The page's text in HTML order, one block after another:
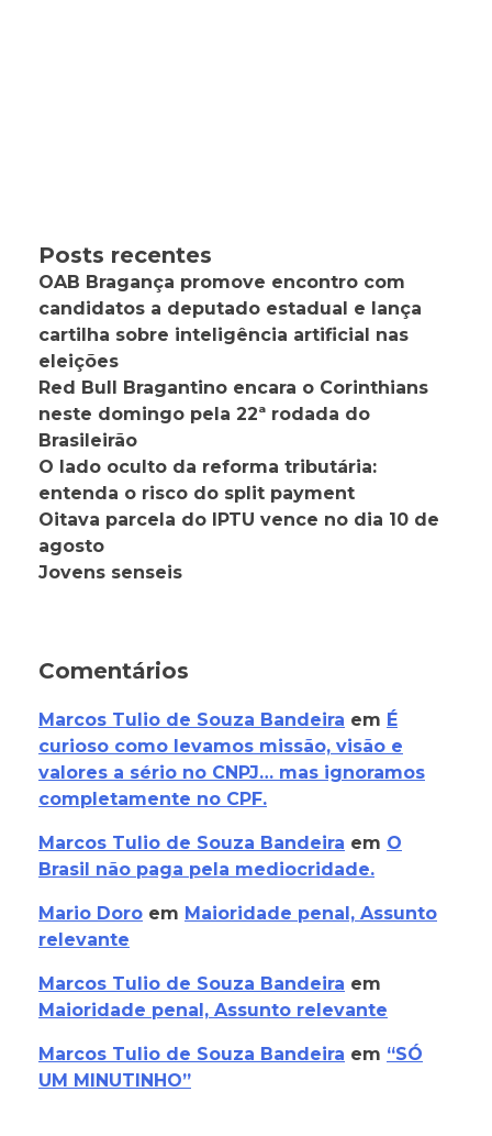
Posts recentes
OAB Bragança promove encontro com
candidatos a deputado estadual e lança
cartilha sobre inteligência artificial nas
eleições
Red Bull Bragantino encara o Corinthians
neste domingo pela 22ª rodada do
Brasileirão
O lado oculto da reforma tributária:
entenda o risco do split payment
Oitava parcela do IPTU vence no dia 10 de
agosto
Jovens senseis
Comentários
Marcos Tulio de Souza Bandeira em É
curioso como levamos missão, visão e
valores a sério no CNPJ… mas ignoramos
completamente no CPF.
Marcos Tulio de Souza Bandeira em O
Brasil não paga pela mediocridade.
Mario Doro em Maioridade penal, Assunto
relevante
Marcos Tulio de Souza Bandeira em
Maioridade penal, Assunto relevante
Marcos Tulio de Souza Bandeira em “SÓ
UM MINUTINHO”